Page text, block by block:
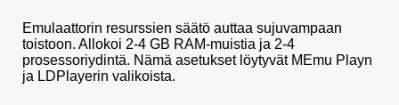
Emulaattorin resurssien säätö auttaa sujuvampaan
toistoon. Allokoi 2-4 GB RAM-muistia ja 2-4
prosessoriydintä. Nämä asetukset löytyvät MEmu Playn
ja LDPlayerin valikoista.